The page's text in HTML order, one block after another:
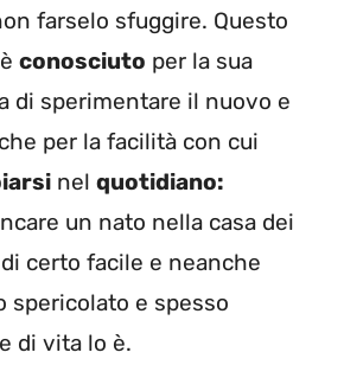
farselo sfuggire. Questo
conosciuto per la sua
di sperimentare il nuovo e
per la facilità con cui
nel quotidiano:
un nato nella casa dei
certo facile e neanche
spericolato e spesso
di vita lo è.